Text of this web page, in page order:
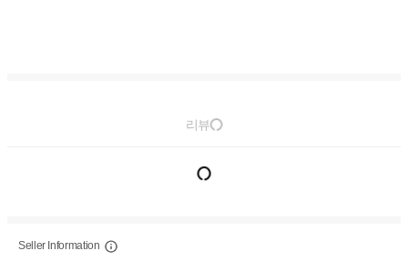
리뷰
Seller Information